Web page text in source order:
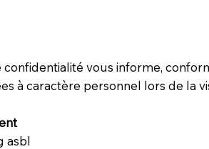
vous informe,
à caractère personnel lors de la
asbl